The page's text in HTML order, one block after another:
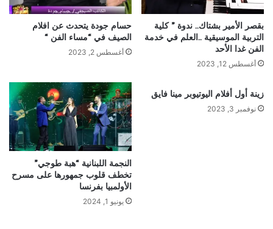
بقصر الأمير بشتاك.. ندوة ” كلية
التربية الموسيقية ..العلم في خدمة
الفن غدا الأحد
أغسطس 12, 2023
حسام جودة يتحدث عن افلام
الصيف في “مساء الفن “
أغسطس 2, 2023
زينة أول أفلام اليوتيوبر مينا فايق
نوفمبر 3, 2023
النجمة اللبنانية “هبة طوجي”
تخطف قلوب جمهورها على مسرح
الأولمبيا بفرنسا
يونيو 1, 2024